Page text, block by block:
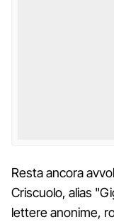
Resta ancora
Criscuolo, alias
lettere anonime,